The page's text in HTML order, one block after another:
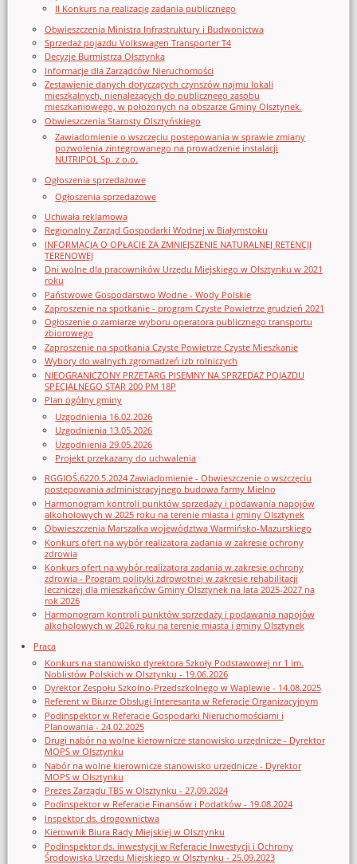
II Konkurs na realizację zadania publicznego
Obwieszczenia Ministra Infrastruktury i Budwonictwa
Sprzedaż pojazdu Volkswagen Transporter T4
Decyzje Burmistrza Olsztynka
Informacje dla Zarządców Nieruchomości
Zestawienie danych dotyczących czynszów najmu lokali
mieszkalnych, nienależących do publicznego zasobu
mieszkaniowego, w położonych na obszarze Gminy Olsztynek.
Obwieszczenia Starosty Olsztyńskiego
Zawiadomienie o wszczęciu postępowania w sprawie zmiany
pozwolenia zintegrowanego na prowadzenie instalacji
NUTRIPOL Sp. z o.o.
Ogłoszenia sprzedażowe
Ogłoszenia sprzedażowe
Uchwała reklamowa
Regionalny Zarząd Gospodarki Wodnej w Białymstoku
INFORMACJA O OPŁACIE ZA ZMNIEJSZENIE NATURALNEJ RETENCJI
TERENOWEJ
Dni wolne dla pracowników Urzędu Miejskiego w Olsztynku w 2021
roku
Państwowe Gospodarstwo Wodne - Wody Polskie
Zaproszenie na spotkanie - program Czyste Powietrze grudzień 2021
Ogłoszenie o zamiarze wyboru operatora publicznego transportu
zbiorowego
Zaproszenie na spotkania Czyste Powietrze Czyste Mieszkanie
Wybory do walnych zgromadzeń izb rolniczych
NIEOGRANICZONY PRZETARG PISEMNY NA SPRZEDAŻ POJAZDU
SPECJALNEGO STAR 200 PM 18P
Plan ogólny gminy
Uzgodnienia 16.02.2026
Uzgodnienia 13.05.2026
Uzgodnienia 29.05.2026
Projekt przekazany do uchwalenia
RGGIOŚ.6220.5.2024 Zawiadomienie - Obwieszczenie o wszczęciu
postępowania administracyjnego budowa farmy Mielno
Harmonogram kontroli punktów sprzedaży i podawania napojów
alkoholowych w 2025 roku na terenie miasta i gminy Olsztynek
Obwieszczenia Marszałka województwa Warmińsko-Mazurskiego
Konkurs ofert na wybór realizatora zadania w zakresie ochrony
zdrowia
Konkurs ofert na wybór realizatora zadania w zakresie ochrony
zdrowia - Program polityki zdrowotnej w zakresie rehabilitacji
leczniczej dla mieszkańców Gminy Olsztynek na lata 2025-2027 na
rok 2026
Harmonogram kontroli punktów sprzedaży i podawania napojów
alkoholowych w 2026 roku na terenie miasta i gminy Olsztynek
Praca
Konkurs na stanowisko dyrektora Szkoły Podstawowej nr 1 im.
Noblistów Polskich w Olsztynku - 19.06.2026
Dyrektor Zespołu Szkolno-Przedszkolnego w Waplewie - 14.08.2025
Referent w Biurze Obsługi Interesanta w Referacie Organizacyjnym
Podinspektor w Referacie Gospodarki Nieruchomościami i
Planowania - 24.02.2025
Drugi nabór na wolne kierownicze stanowisko urzędnicze - Dyrektor
MOPS w Olsztynku
Nabór na wolne kierownicze stanowisko urzędnicze - Dyrektor
MOPS w Olsztynku
Prezes Zarządu TBS w Olsztynku - 27.09.2024
Podinspektor w Referacie Finansów i Podatków - 19.08.2024
Inspektor ds. drogownictwa
Kierownik Biura Rady Miejskiej w Olsztynku
Podinspektor ds. inwestycji w Referacie Inwestycji i Ochrony
Środowiska Urzędu Miejskiego w Olsztynku - 25.09.2023